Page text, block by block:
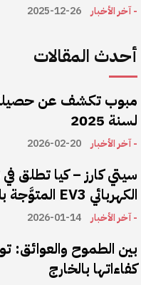
- آخر الأخبار 2025-12-26
أحدث المقالات
مبوب تكشف عن حصيلة
لسنة 2025
- آخر الأخبار 2026-02-20
سيتي كارز – كيا تطلق
الكهربائي EV3 المتوَّجة بلقب سيارة العام عالميًا
- آخر الأخبار 2026-01-14
بين الطموح والعوائق:
كفاءاتها بالخارج